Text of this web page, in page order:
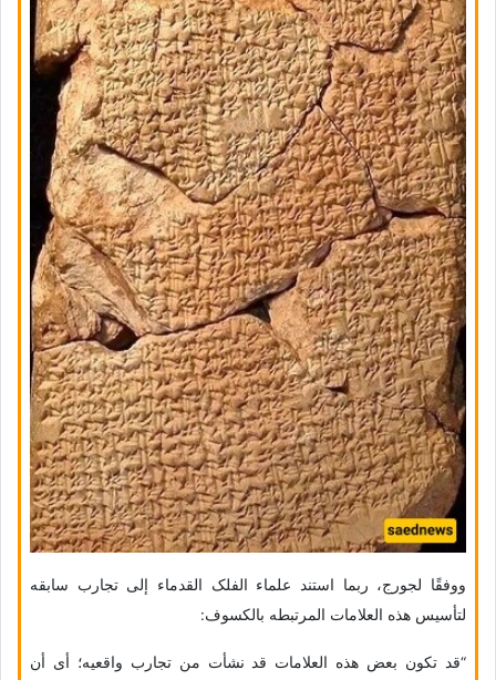
ووفقًا لجورج، ربما استند علماء الفلک القدماء إلى تجارب سابقه
لتأسیس هذه العلامات المرتبطه بالکسوف:
“قد تکون بعض هذه العلامات قد نشأت من تجارب واقعیه؛ أی أن